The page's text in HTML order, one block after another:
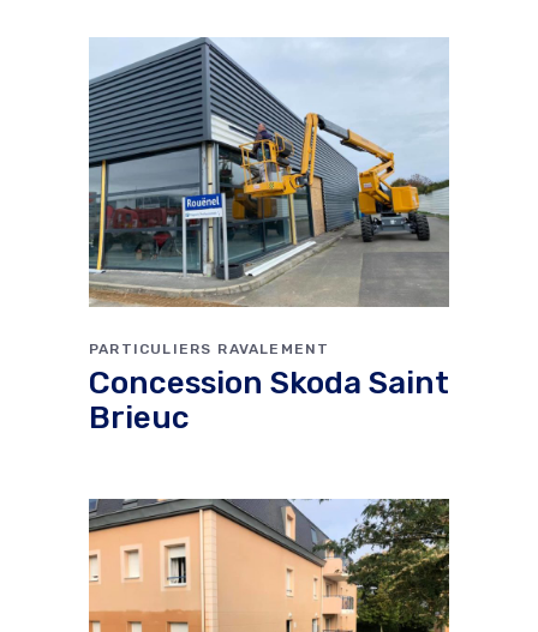
PARTICULIERS RAVALEMENT
Concession Skoda Saint
Brieuc